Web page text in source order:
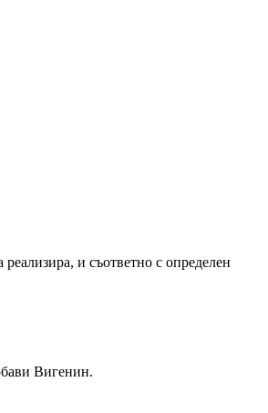
и съответно с определен
Вигенин.